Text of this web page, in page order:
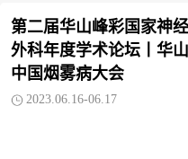
第二届华山峰彩国家神
外科年度学术论坛丨华
中国烟雾病大会
2023.06.16-06.17